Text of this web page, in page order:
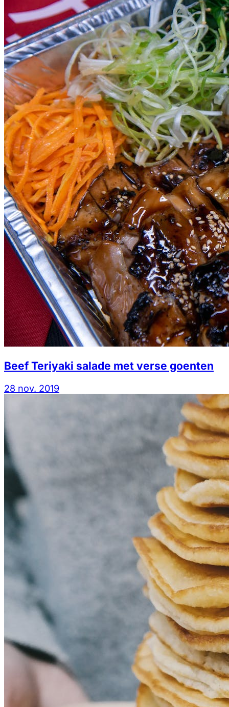
Beef Teriyaki salade met verse goenten
28 nov. 2019